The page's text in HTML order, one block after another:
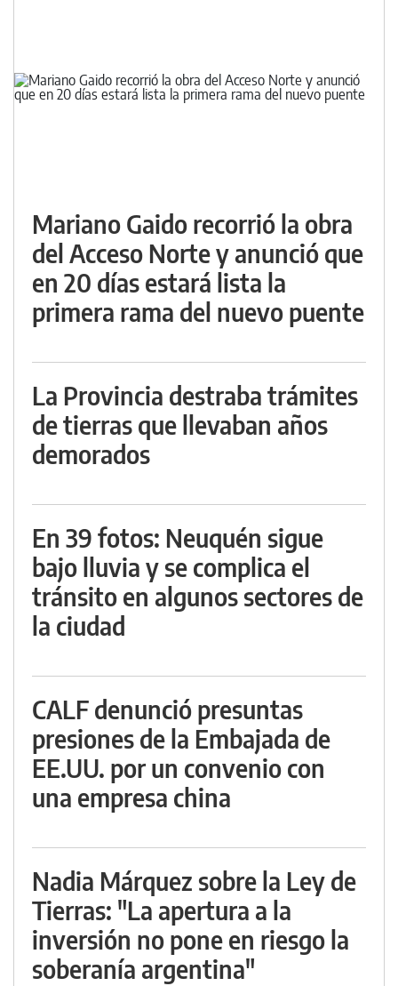
Mariano Gaido recorrió la obra
del Acceso Norte y anunció que
en 20 días estará lista la
primera rama del nuevo puente
La Provincia destraba trámites
de tierras que llevaban años
demorados
En 39 fotos: Neuquén sigue
bajo lluvia y se complica el
tránsito en algunos sectores de
la ciudad
CALF denunció presuntas
presiones de la Embajada de
EE.UU. por un convenio con
una empresa china
Nadia Márquez sobre la Ley de
Tierras: "La apertura a la
inversión no pone en riesgo la
soberanía argentina"